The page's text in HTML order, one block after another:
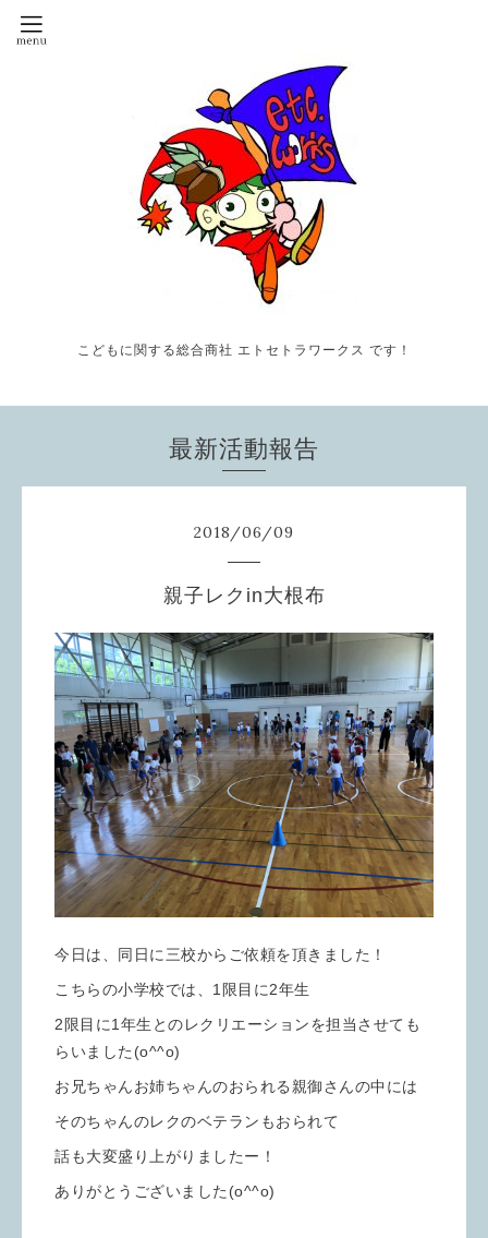
こどもに関する総合商社 エトセトラワークス です！
最新活動報告
2018/06/09
親子レクin大根布
今日は、同日に三校からご依頼を頂きました！
こちらの小学校では、1限目に2年生
2限目に1年生とのレクリエーションを担当させても
らいました(o^^o)
お兄ちゃんお姉ちゃんのおられる親御さんの中には
そのちゃんのレクのベテランもおられて
話も大変盛り上がりましたー！
ありがとうございました(o^^o)